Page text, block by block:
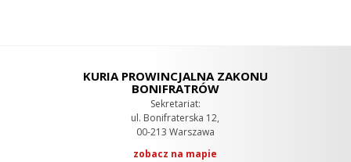
KURIA PROWINCJALNA ZAKONU
BONIFRATRÓW
Sekretariat:
ul. Bonifraterska 12,
00-213 Warszawa
zobacz na mapie